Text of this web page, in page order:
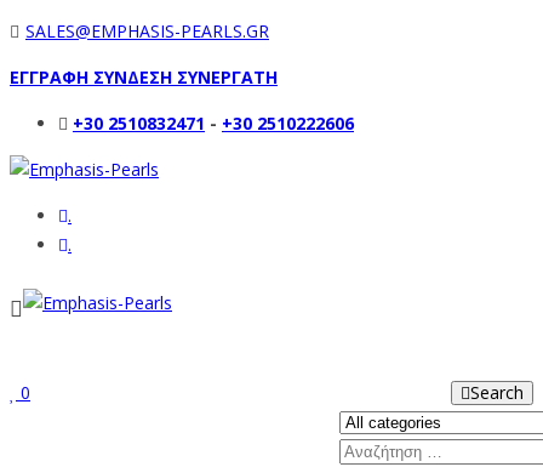
SALES@EMPHASIS-PEARLS.GR
ΕΓΓΡΑΦΗ ΣΥΝΔΕΣΗ ΣΥΝΕΡΓΑΤΗ
+30 2510832471 - +30 2510222606
.
.
Search
0